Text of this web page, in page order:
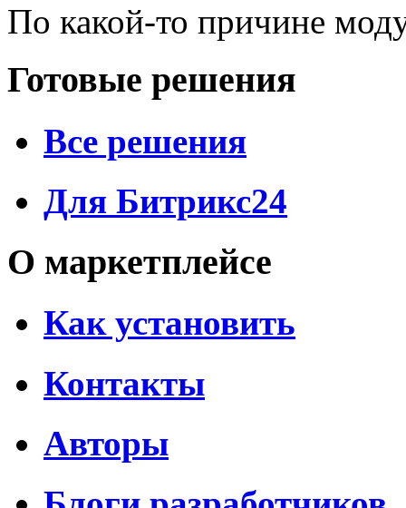
По какой-то причине
Готовые решения
Все решения
Для Битрикс24
О маркетплейсе
Как установить
Контакты
Авторы